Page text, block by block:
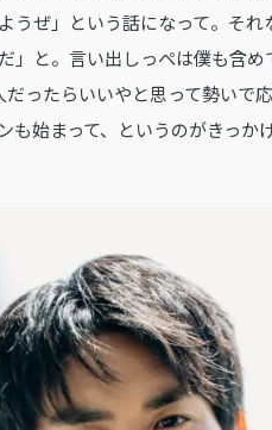
うぜ」という話になって。そ
」と。言い出しっぺは僕も含
ったらいいやと思って勢いで
も始まって、というのがきっ